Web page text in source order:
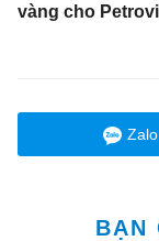
vàng cho
Zalo
BẠN